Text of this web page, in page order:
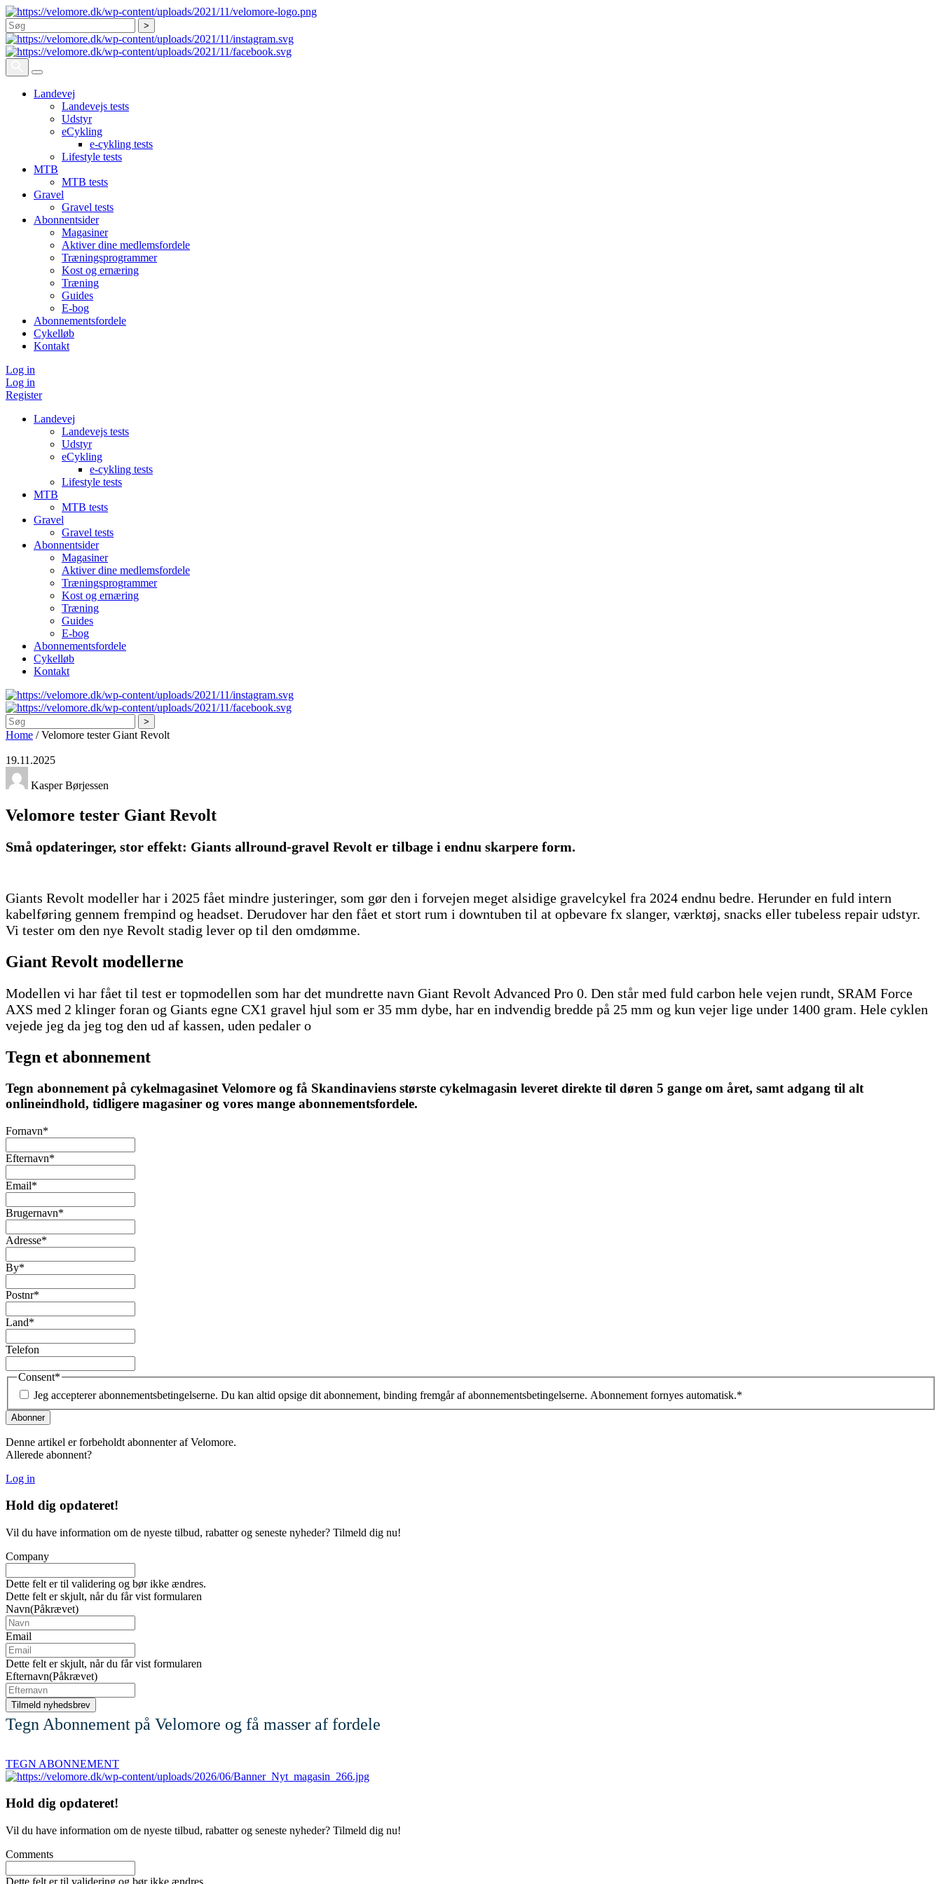
Søg
Landevej
Landevejs tests
Udstyr
eCykling
e-cykling tests
Lifestyle tests
MTB
MTB tests
Gravel
Gravel tests
Abonnentsider
Magasiner
Aktiver dine medlemsfordele
Træningsprogrammer
Kost og ernæring
Træning
Guides
E-bog
Abonnementsfordele
Cykelløb
Kontakt
Log in
Log in
Register
Landevej
Landevejs tests
Udstyr
eCykling
e-cykling tests
Lifestyle tests
MTB
MTB tests
Gravel
Gravel tests
Abonnentsider
Magasiner
Aktiver dine medlemsfordele
Træningsprogrammer
Kost og ernæring
Træning
Guides
E-bog
Abonnementsfordele
Cykelløb
Kontakt
Søg
Home /Velomore tester Giant Revolt
19.11.2025
Kasper Børjessen
Velomore tester Giant Revolt
Små opdateringer, stor effekt: Giants allround-gravel Revolt er tilbage i endnu skarpere form.
Giants Revolt modeller har i 2025 fået mindre justeringer, som gør den i forvejen meget alsidige gravelcykel fra 2024 endnu bedre. Herunder en fuld intern
kabelføring gennem frempind og headset. Derudover har den fået et stort rum i downtuben til at opbevare fx slanger, værktøj, snacks eller tubeless repair udstyr.
Vi tester om den nye Revolt stadig lever op til den omdømme.
Giant Revolt modellerne
Modellen vi har fået til test er topmodellen som har det mundrette navn Giant Revolt Advanced Pro 0. Den står med fuld carbon hele vejen rundt, SRAM Force
AXS med 2 klinger foran og Giants egne CX1 gravel hjul som er 35 mm dybe, har en indvendig bredde på 25 mm og kun vejer lige under 1400 gram. Hele cyklen
vejede jeg da jeg tog den ud af kassen, uden pedaler o
Tegn et abonnement
Tegn abonnement på cykelmagasinet Velomore og få Skandinaviens største cykelmagasin leveret direkte til døren 5 gange om året, samt adgang til alt
onlineindhold, tidligere magasiner og vores mange abonnementsfordele.
Fornavn*
Efternavn*
Email*
Brugernavn*
Adresse*
By*
Postnr*
Land*
Telefon
Consent*
Jeg accepterer abonnementsbetingelserne. Du kan altid opsige dit abonnement, binding fremgår af abonnementsbetingelserne. Abonnement fornyes automatisk.*
Denne artikel er forbeholdt abonnenter af Velomore.
Allerede abonnent?
Log in
Hold dig opdateret!
Vil du have information om de nyeste tilbud, rabatter og seneste nyheder? Tilmeld dig nu!
Company
Dette felt er til validering og bør ikke ændres.
Dette felt er skjult, når du får vist formularen
Navn(Påkrævet)
Email
Dette felt er skjult, når du får vist formularen
Efternavn(Påkrævet)
Tegn Abonnement på Velomore og få masser af fordele
TEGN ABONNEMENT
Hold dig opdateret!
Vil du have information om de nyeste tilbud, rabatter og seneste nyheder? Tilmeld dig nu!
Comments